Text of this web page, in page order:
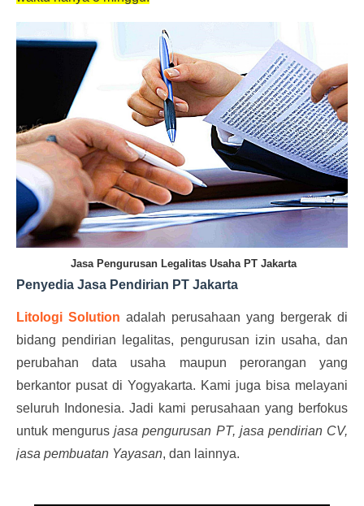
Jasa Pengurusan Legalitas Usaha PT Jakarta
Penyedia Jasa Pendirian PT Jakarta
Litologi Solution adalah perusahaan yang bergerak di
bidang pendirian legalitas, pengurusan izin usaha, dan
perubahan data usaha maupun perorangan yang
berkantor pusat di Yogyakarta. Kami juga bisa melayani
seluruh Indonesia. Jadi kami perusahaan yang berfokus
untuk mengurus jasa pengurusan PT, jasa pendirian CV,
jasa pembuatan Yayasan, dan lainnya.